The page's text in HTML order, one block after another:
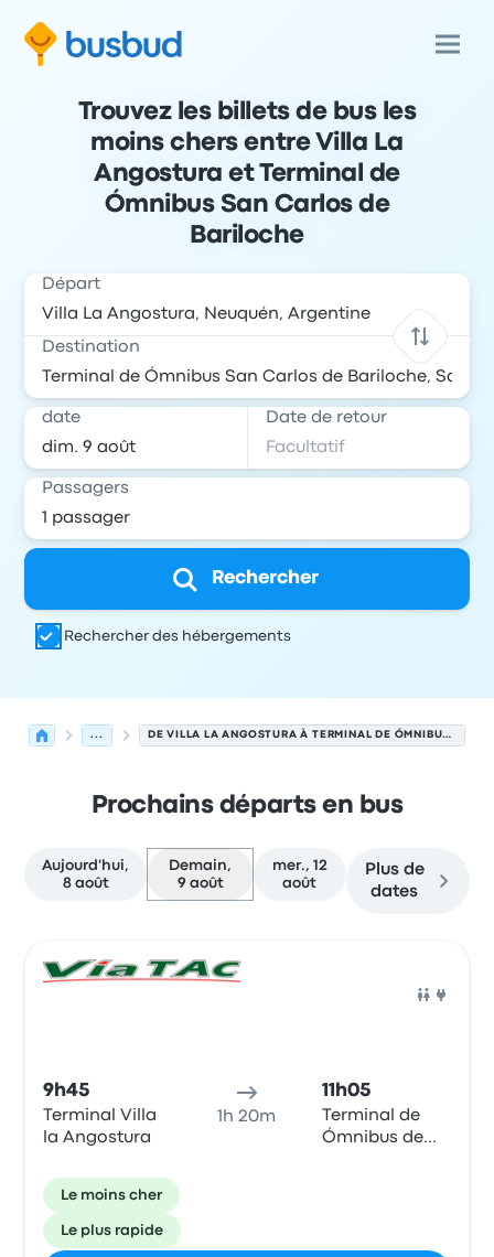
Trouvez les billets de bus les
moins chers entre Villa La
Angostura et Terminal de
Ómnibus San Carlos de
Bariloche
Départ
Destination
date Date de retour
Passagers
Rechercher
Rechercher des hébergements
... DE VILLA LA ANGOSTURA À TERMINAL DE ÓMNIBUS SAN CARLOS DE BARILOCHE
Prochains départs en bus
Aujourd'hui,
8 août
Demain,
9 août
mer., 12
août
Plus de
dates
9h45
Terminal Villa
la Angostura
1h 20m
11h05
Terminal de
Ómnibus de
Le moins cher
Le plus rapide